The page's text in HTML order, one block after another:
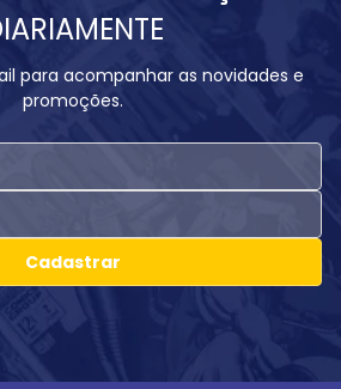
para acompanhar as novidades e
promoções.
Cadastrar